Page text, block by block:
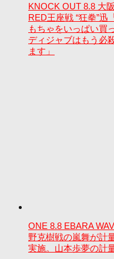
KNOCK OUT 8.8 大
RED王座戦 “狂拳”
もちゃをいっぱい買
ディジャブはもう必
ます」
ONE 8.8 EBARA
野克樹戦の嵐舞が計
実施。山本歩夢の計